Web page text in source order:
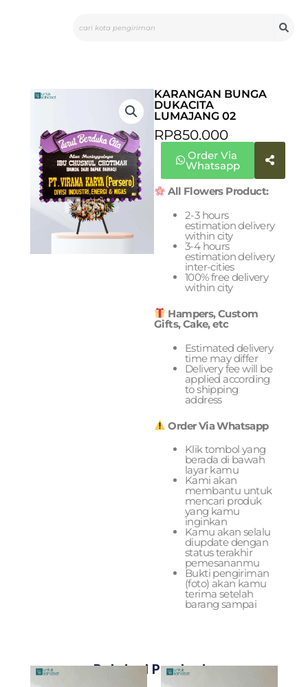
KARANGAN BUNGA
DUKACITA
LUMAJANG 02
RP850.000
Order Via
Whatsapp
All Flowers Product:
2-3 hours
estimation delivery
within city
3-4 hours
estimation delivery
inter-cities
100% free delivery
within city
Hampers, Custom
Gifts, Cake, etc
Estimated delivery
time may differ
Delivery fee will be
applied according
to shipping
address
Order Via Whatsapp
Klik tombol yang
berada di bawah
layar kamu
Kami akan
membantu untuk
mencari produk
yang kamu
inginkan
Kamu akan selalu
diupdate dengan
status terakhir
pemesananmu
Bukti pengiriman
(foto) akan kamu
terima setelah
barang sampai
Related Products